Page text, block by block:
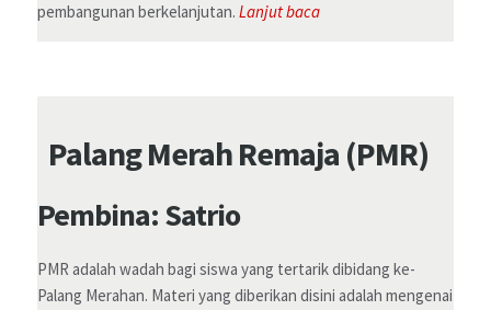
pembangunan berkelanjutan. Lanjut baca
Palang Merah Remaja (PMR)
Pembina: Satrio
PMR adalah wadah bagi siswa yang tertarik dibidang ke-
Palang Merahan. Materi yang diberikan disini adalah mengenai